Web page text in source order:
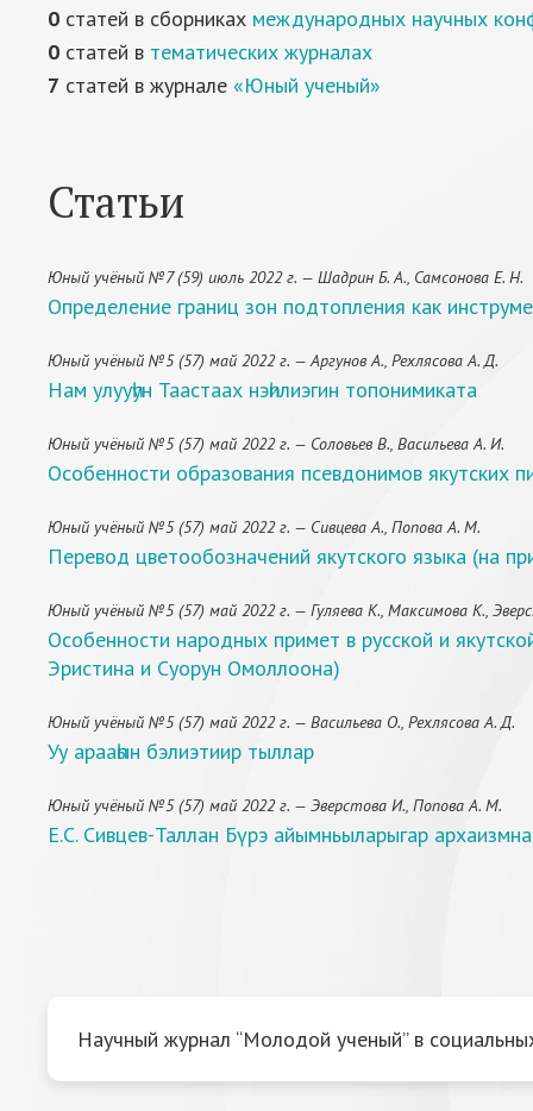
0 статей в сборниках международных научных
0 статей в тематических журналах
7 статей в журнале «Юный ученый»
Статьи
Юный учёный №7 (59) июль 2022 г. — Шадрин Б. А., Самсонова Е. Н.
Определение границ зон подтопления как
Юный учёный №5 (57) май 2022 г. — Аргунов А., Рехлясова А. Д.
Нам улууһун Таастаах нэһилиэгин топонимиката
Юный учёный №5 (57) май 2022 г. — Соловьев В., Васильева А. И.
Особенности образования псевдонимов якутских
Юный учёный №5 (57) май 2022 г. — Сивцева А., Попова А. М.
Перевод цветообозначений якутского языка (на
Юный учёный №5 (57) май 2022 г. — Гуляева К., Максимова К.,
Особенности народных примет в русской и
Эристина и Суорун Омоллоона)
Юный учёный №5 (57) май 2022 г. — Васильева О., Рехлясова А. Д.
Уу арааһын бэлиэтиир тыллар
Юный учёный №5 (57) май 2022 г. — Эверстова И., Попова А. М.
Е.С. Сивцев-Таллан Бүрэ айымньыларыгар
Научный журнал “Молодой ученый” в